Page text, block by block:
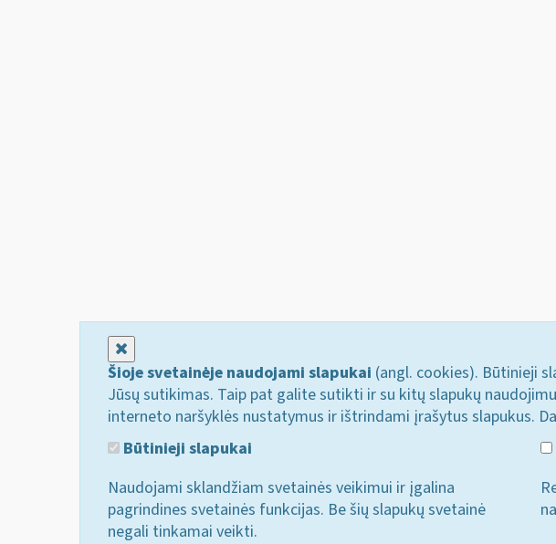
Šioje svetainėje naudojami slapukai (angl. cookies). Būtinieji
Jūsų sutikimas. Taip pat galite sutikti ir su kitų slapukų
interneto naršyklės nustatymus ir ištrindami įrašytus slapukus.
Būtinieji slapukai
Naudojami sklandžiam svetainės veikimui ir įgalina
pagrindines svetainės funkcijas. Be šių slapukų svetainė
negali tinkamai veikti.